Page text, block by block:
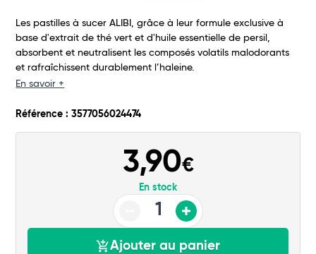
Total
Les pastilles à sucer ALIBI, grâce à leur formule exclusive à
base d'extrait de thé vert et d'huile essentielle de persil,
absorbent et neutralisent les composés volatils malodorants
et rafraîchissent durablement l’haleine.
En savoir +
Référence : 3577056024474
3,90€
En stock
Ajouter au panier